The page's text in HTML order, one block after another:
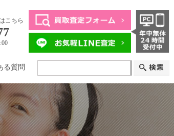
こちら
る質問